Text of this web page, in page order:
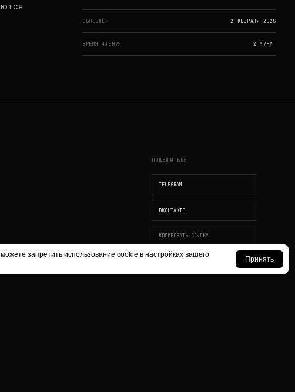
ОБНОВЛЁН 2 ФЕВРАЛЯ 2025
ВРЕМЯ ЧТЕНИЯ 2 МИНУТ
ПОДЕЛИТЬСЯ
TELEGRAM
ВКОНТАКТЕ
КОПИРОВАТЬ ССЫЛКУ
запретить использование cookie в настройках вашего
Принять